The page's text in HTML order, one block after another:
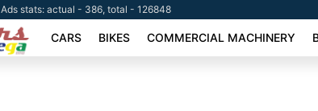
Ads stats: actual - 386, total - 126848
CARS BIKES COMMERCIAL MACHINERY